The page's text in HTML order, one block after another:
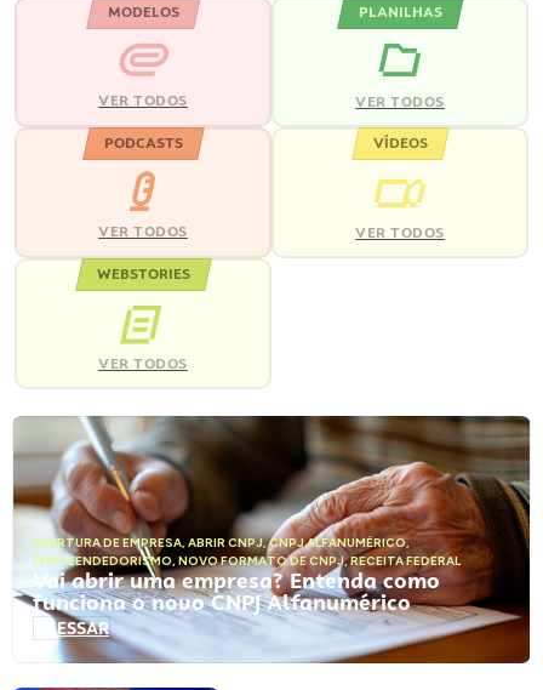
MODELOS
VER TODOS
PLANILHAS
VER TODOS
PODCASTS
VER TODOS
VÍDEOS
VER TODOS
WEBSTORIES
VER TODOS
ABERTURA DE EMPRESA, ABRIR CNPJ,CNPJ ALFANUMÉRICO,
EMPREENDEDORISMO, NOVO FORMATO DE CNPJ,RECEITA FEDERAL
Vai abrir uma empresa? Entenda como
funciona o novo CNPJ Alfanumérico
ACESSAR